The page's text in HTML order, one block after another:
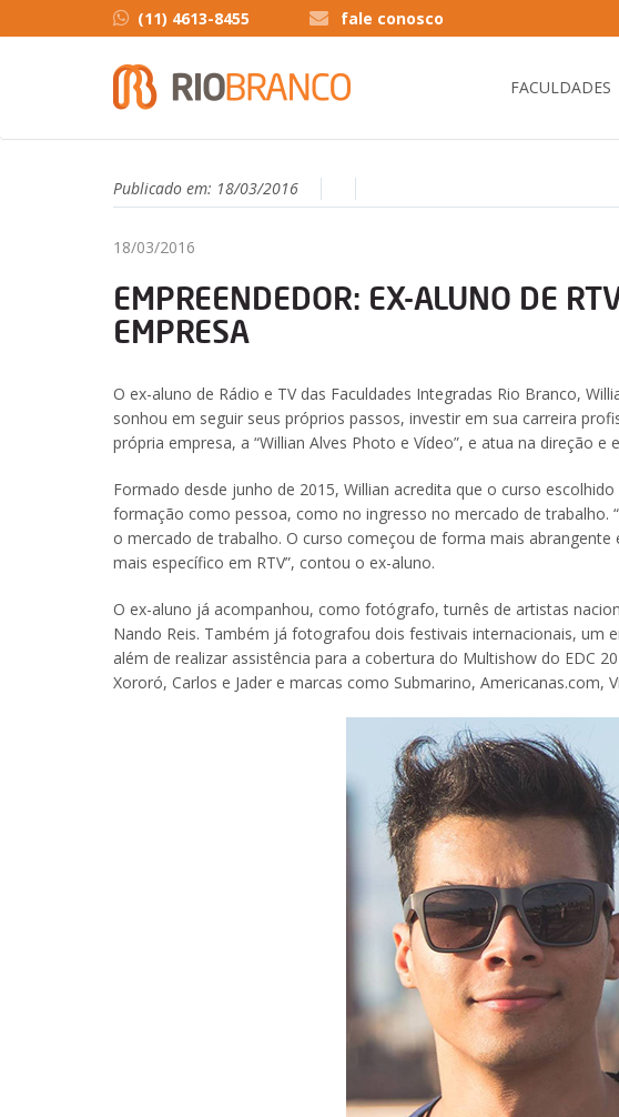
(11) 4613-8455 fale conosco
FACULDADES
Publicado em: 18/03/2016
18/03/2016
EMPREENDEDOR: EX-ALUNO DE
EMPRESA
O ex-aluno de Rádio e TV das Faculdades Integradas Rio Branco,
sonhou em seguir seus próprios passos, investir em sua carreira
própria empresa, a “Willian Alves Photo e Vídeo”, e atua na direção
Formado desde junho de 2015, Willian acredita que o curso
formação como pessoa, como no ingresso no mercado de trabalho.
o mercado de trabalho. O curso começou de forma mais
mais específico em RTV”, contou o ex-aluno.
O ex-aluno já acompanhou, como fotógrafo, turnês de artistas
Nando Reis. Também já fotografou dois festivais internacionais, um
além de realizar assistência para a cobertura do Multishow do EDC
Xororó, Carlos e Jader e marcas como Submarino, Americanas.com,